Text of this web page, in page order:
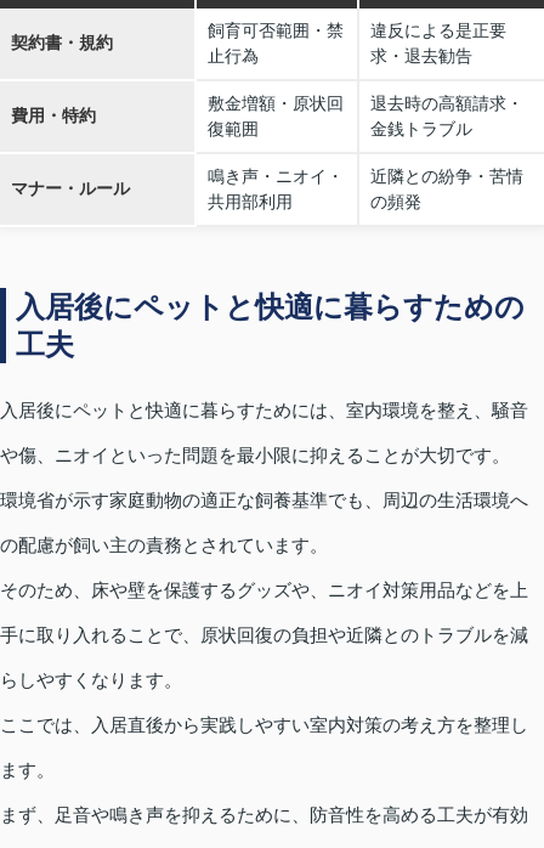
契約書・規約
飼育可否範囲・禁
止行為
違反による是正要
求・退去勧告
費用・特約
敷金増額・原状回
復範囲
退去時の高額請求・
金銭トラブル
マナー・ルール
鳴き声・ニオイ・
共用部利用
近隣との紛争・苦情
の頻発
入居後にペットと快適に暮らすための
工夫
入居後にペットと快適に暮らすためには、室内環境を整え、騒音
や傷、ニオイといった問題を最小限に抑えることが大切です。
環境省が示す家庭動物の適正な飼養基準でも、周辺の生活環境へ
の配慮が飼い主の責務とされています。
そのため、床や壁を保護するグッズや、ニオイ対策用品などを上
手に取り入れることで、原状回復の負担や近隣とのトラブルを減
らしやすくなります。
ここでは、入居直後から実践しやすい室内対策の考え方を整理し
ます。
まず、足音や鳴き声を抑えるために、防音性を高める工夫が有効